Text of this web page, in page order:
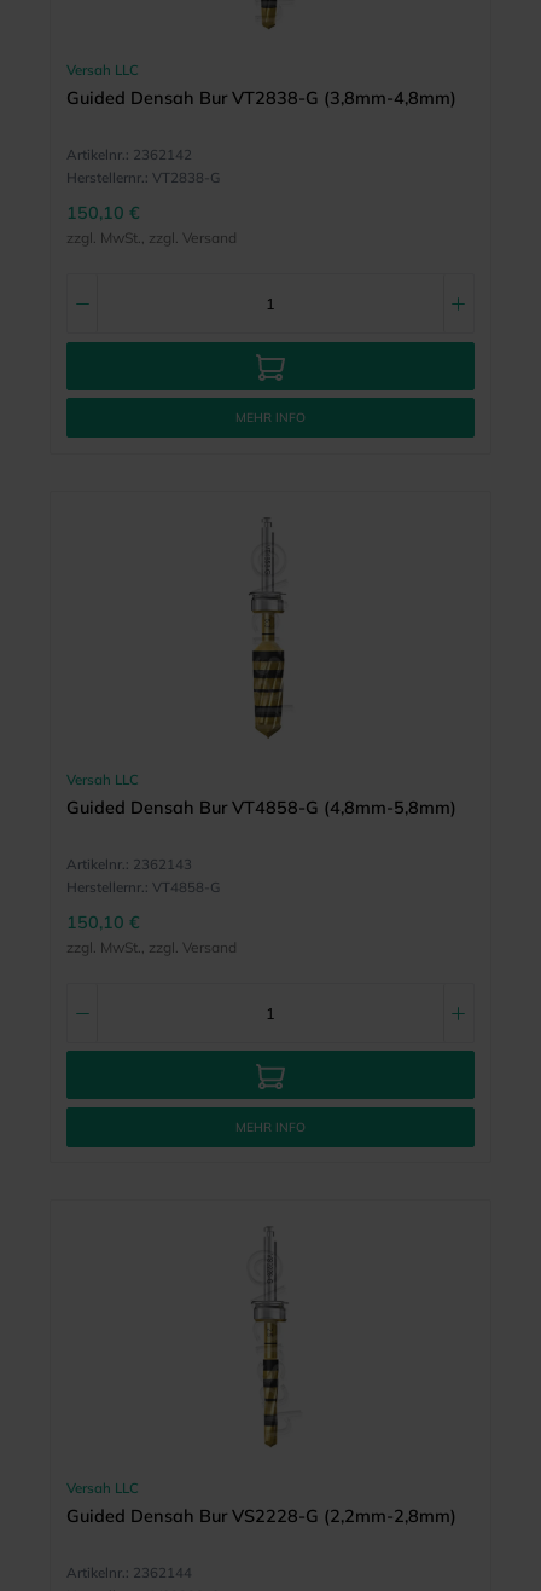
Versah LLC
Guided Densah Bur VT2838-G (3,8mm-4,8mm)
Artikelnr.: 2362142
Herstellernr.: VT2838-G
150,10 €
zzgl. MwSt., zzgl. Versand
MEHR INFO
Versah LLC
Guided Densah Bur VT4858-G (4,8mm-5,8mm)
Artikelnr.: 2362143
Herstellernr.: VT4858-G
150,10 €
zzgl. MwSt., zzgl. Versand
MEHR INFO
Versah LLC
Guided Densah Bur VS2228-G (2,2mm-2,8mm)
Artikelnr.: 2362144